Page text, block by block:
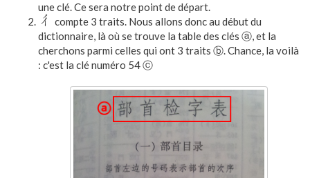
une clé. Ce sera notre point de départ.
彳
compte 3 traits. Nous allons donc au début du
dictionnaire, là où se trouve la table des clés ⓐ, et la
cherchons parmi celles qui ont 3 traits ⓑ. Chance, la voilà
: c'est la clé numéro 54 ⓒ